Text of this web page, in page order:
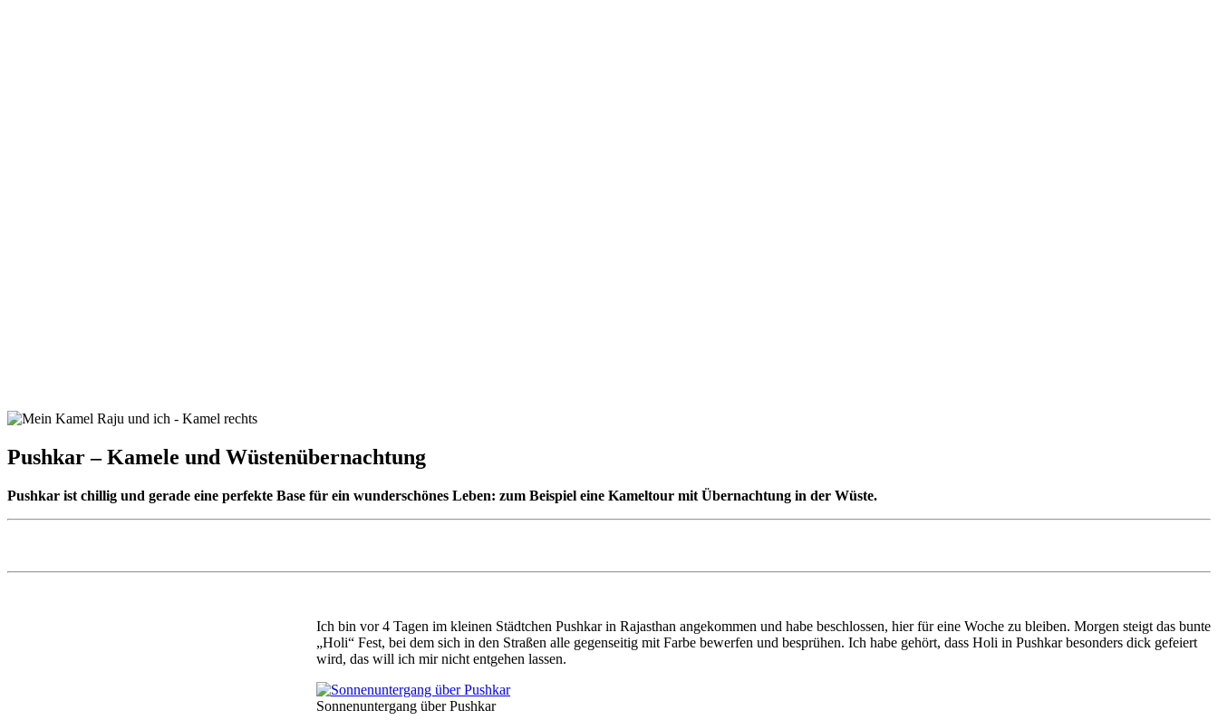
Pushkar – Kamele und Wüstenübernachtung
Pushkar ist chillig und gerade eine perfekte Base für ein wunderschönes Leben: zum Beispiel eine Kameltour mit Übernachtung in der Wüste.
Ich bin vor 4 Tagen im kleinen Städtchen Pushkar in Rajasthan angekommen und habe beschlossen, hier für eine Woche zu bleiben. Morgen steigt das bunte
„Holi“ Fest, bei dem sich in den Straßen alle gegenseitig mit Farbe bewerfen und besprühen. Ich habe gehört, dass Holi in Pushkar besonders dick gefeiert
wird, das will ich mir nicht entgehen lassen.
Sonnenuntergang über Pushkar